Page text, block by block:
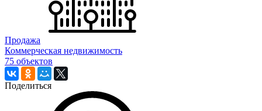
Продажа
Коммерческая недвижимость
75 объектов
Поделиться